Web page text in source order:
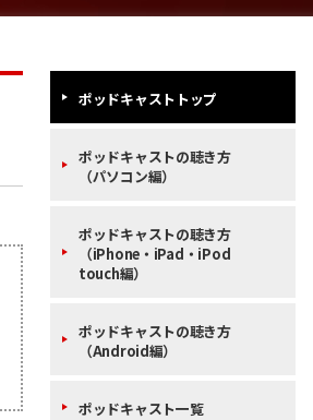
ポッドキャストトップ
ポッドキャストの聴き方
（パソコン編）
ポッドキャストの聴き方
（iPhone・iPad・iPod
touch編）
ポッドキャストの聴き方
（Android編）
ポッドキャスト一覧